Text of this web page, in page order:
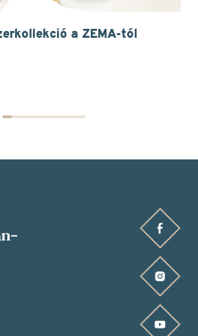
a ZEMA-tól